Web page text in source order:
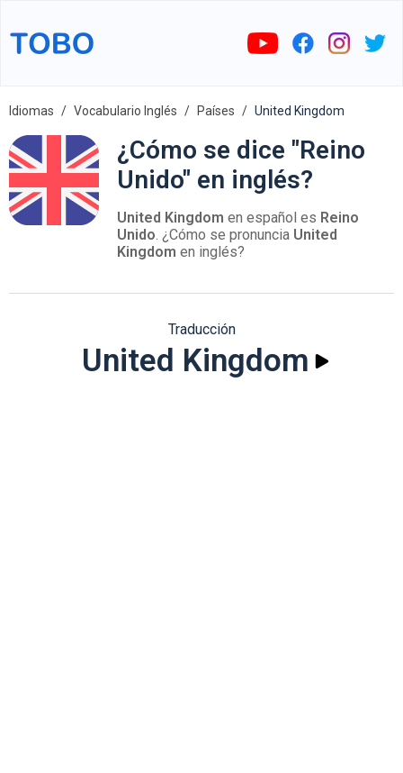
Idiomas Vocabulario Inglés Países United Kingdom
¿Cómo se dice "Reino
Unido" en inglés?
United Kingdom en español es Reino
Unido. ¿Cómo se pronuncia United
Kingdom en inglés?
Traducción
United Kingdom